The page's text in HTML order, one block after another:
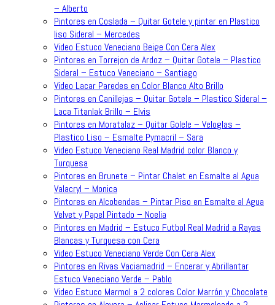
– Alberto
Pintores en Coslada – Quitar Gotele y pintar en Plastico
liso Sideral – Mercedes
Video Estuco Veneciano Beige Con Cera Alex
Pintores en Torrejon de Ardoz – Quitar Gotele – Plastico
Sideral – Estuco Veneciano – Santiago
Video Lacar Paredes en Color Blanco Alto Brillo
Pintores en Canillejas – Quitar Gotele – Plastico Sideral –
Laca Titanlak Brillo – Elvis
Pintores en Moratalaz – Quitar Golele – Veloglas –
Plastico Liso – Esmalte Pymacril – Sara
Video Estuco Veneciano Real Madrid color Blanco y
Turquesa
Pintores en Brunete – Pintar Chalet en Esmalte al Agua
Valacryl – Monica
Pintores en Alcobendas – Pintar Piso en Esmalte al Agua
Velvet y Papel Pintado – Noelia
Pintores en Madrid – Estuco Futbol Real Madrid a Rayas
Blancas y Turquesa con Cera
Video Estuco Veneciano Verde Con Cera Alex
Pintores en Rivas Vaciamadrid – Encerar y Abrillantar
Estuco Veneciano Verde – Pablo
Video Estuco Marmol a 2 colores Color Marrón y Chocolate